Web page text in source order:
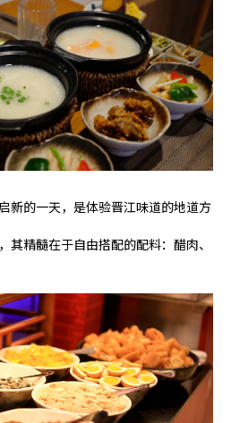
新的一天，是体验晋江味道的地道方
精髓在于自由搭配的配料：醋肉、